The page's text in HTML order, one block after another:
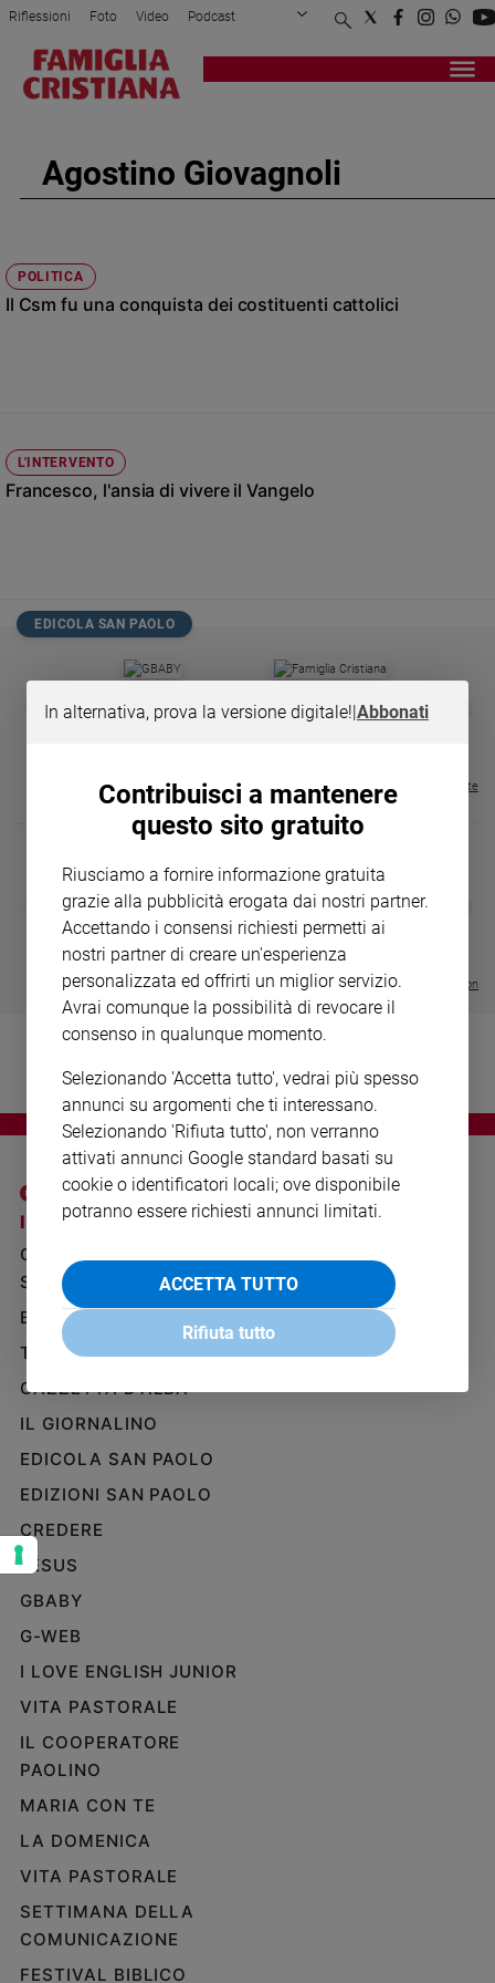
Attualità
Politica
Mondo
e
giustizia
Papa
Chiesa
spiritualità
Devozione
Società
Ambiente
Volontariato
Aziende
valore
Caso
settimana
Migranti
Diversità
inclusione
Costume
e
2026
Cinema,
streaming
Libri
Famiglia
educazione
Genitori
e
Nonni
Coppia
Scuola
Riflessioni Foto Video Podcast
Privacy Policy Chi siamo
Registrati Redazione
Agostino Giovagnoli
POLITICA
Il Csm fu una conquista dei costituenti cattolici
L'INTERVENTO
Francesco, l'ansia di vivere il Vangelo
EDICOLA SAN PAOLO
❮
€ 34,80 € 21,90 37%
FAMIGLIA CRISTIANA
€ 104,00 € 83,00 20%
GBABY
Visualizza tutte le riviste
LE GRANDI BASILICHE ITALIANE
- VOL DA 1 AL 5
€ 64,50
DIARIO G 2026-27
€ 8,90
- € 8,90
COLLANA
Visualizza tutte le collection
I SITI SAN PAOLO
GRUPPO EDITORIALE
SAN PAOLO
BENESSERE
TELENOVA
GAZZETTA D'ALBA
IL GIORNALINO
EDICOLA SAN PAOLO
EDIZIONI SAN PAOLO
CREDERE
JESUS
GBABY
G-WEB
I LOVE ENGLISH JUNIOR
VITA PASTORALE
IL COOPERATORE
PAOLINO
MARIA CON TE
LA DOMENICA
VITA PASTORALE
SETTIMANA DELLA
COMUNICAZIONE
FESTIVAL BIBLICO
NOTE LEGALI
INFORMATIVA
WHISTLEBLOWING
SOCIAL
In alternativa, prova la versione digitale!|Abbonati
Contribuisci a mantenere
questo sito gratuito
Riusciamo a fornire informazione gratuita
grazie alla pubblicità erogata dai nostri partner.
Accettando i consensi richiesti permetti ai
nostri partner di creare un'esperienza
personalizzata ed offrirti un miglior servizio.
Avrai comunque la possibilità di revocare il
consenso in qualunque momento.
Selezionando 'Accetta tutto', vedrai più spesso
annunci su argomenti che ti interessano.
Selezionando 'Rifiuta tutto', non verranno
attivati annunci Google standard basati su
cookie o identificatori locali; ove disponibile
potranno essere richiesti annunci limitati.
ACCETTA TUTTO
Rifiuta tutto